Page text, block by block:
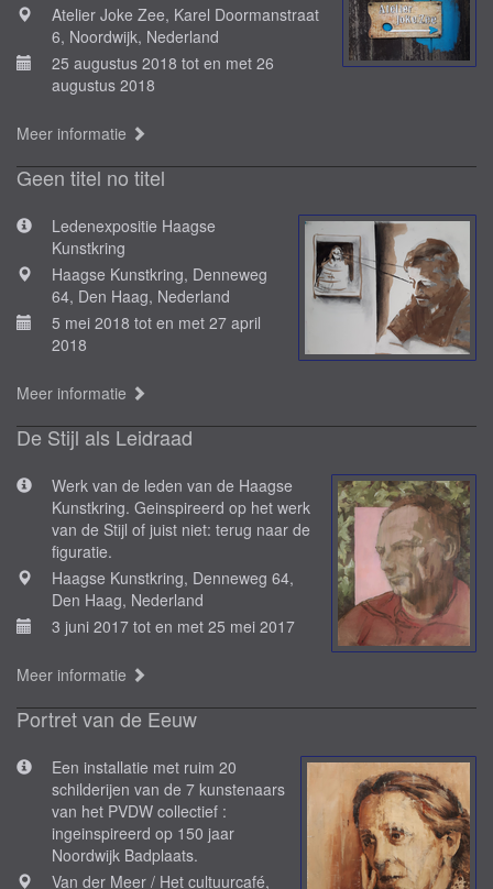
Atelier Joke Zee, Karel Doormanstraat
6, Noordwijk, Nederland
25 augustus 2018 tot en met 26
augustus 2018
Meer informatie
Geen titel no titel
Ledenexpositie Haagse
Kunstkring
Haagse Kunstkring, Denneweg
64, Den Haag, Nederland
5 mei 2018 tot en met 27 april
2018
Meer informatie
De Stijl als Leidraad
Werk van de leden van de Haagse
Kunstkring. Geinspireerd op het werk
van de Stijl of juist niet: terug naar de
figuratie.
Haagse Kunstkring, Denneweg 64,
Den Haag, Nederland
3 juni 2017 tot en met 25 mei 2017
Meer informatie
Portret van de Eeuw
Een installatie met ruim 20
schilderijen van de 7 kunstenaars
van het PVDW collectief :
ingeinspireerd op 150 jaar
Noordwijk Badplaats.
Van der Meer / Het cultuurcafé,